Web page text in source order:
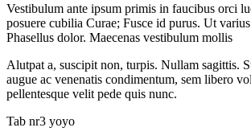
Vestibulum ante ipsum primis in faucibus orci
posuere cubilia Curae; Fusce id purus. Ut
Phasellus dolor. Maecenas vestibulum mollis
Alutpat a, suscipit non, turpis. Nullam sagittis.
augue ac venenatis condimentum, sem libero
pellentesque velit pede quis nunc.
Tab nr3 yoyo